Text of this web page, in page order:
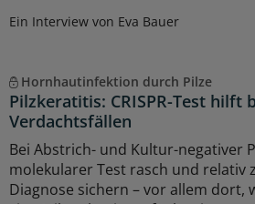
Ein Interview von Eva Bauer
Hornhautinfektion durch Pilze
Pilzkeratitis: CRISPR-Test hilft
Verdachtsfällen
Bei Abstrich- und Kultur-negativer
molekularer Test rasch und relativ
Diagnose sichern – vor allem dort,